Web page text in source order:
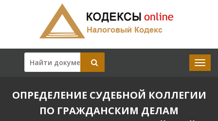
ОПРЕДЕЛЕНИЕ СУДЕБНОЙ КОЛЛЕГИИ
ПО ГРАЖДАНСКИМ ДЕЛАМ